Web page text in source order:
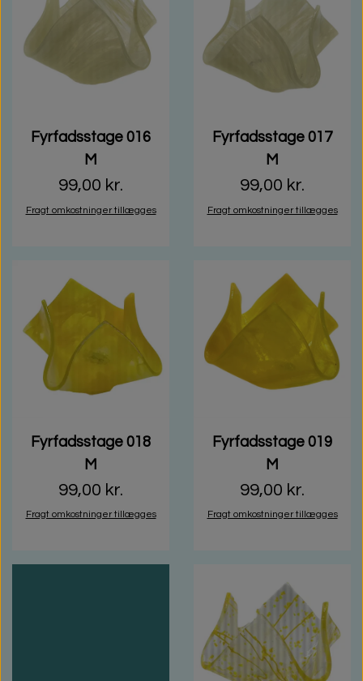
Fyrfadsstage 016
M
99,00 kr.
Fragt omkostninger tillægges
Fyrfadsstage 017
M
99,00 kr.
Fragt omkostninger tillægges
Fyrfadsstage 018
M
99,00 kr.
Fragt omkostninger tillægges
Fyrfadsstage 019
M
99,00 kr.
Fragt omkostninger tillægges